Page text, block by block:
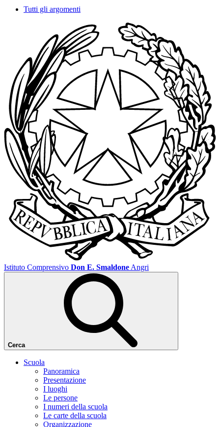
Tutti gli argomenti
Istituto Comprensivo Don E. Smaldone Angri
Cerca
Scuola
Panoramica
Presentazione
I luoghi
Le persone
I numeri della scuola
Le carte della scuola
Organizzazione